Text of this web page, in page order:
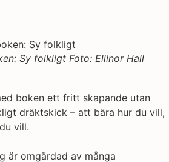
Sy folkligt Foto: Ellinor Hall
boken ett fritt skapande utan
dräktskick – att bära hur du vill,
vill.
är omgärdad av många